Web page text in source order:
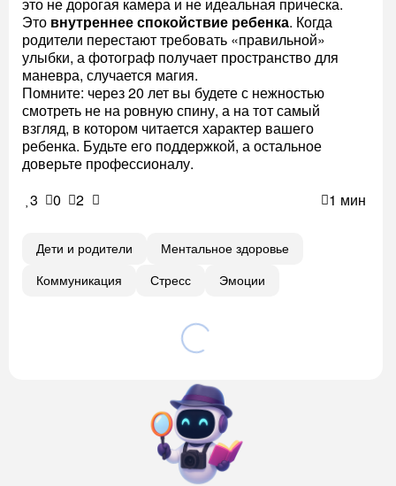
Это внутреннее спокойствие ребенка. Когда
родители перестают требовать «правильной»
улыбки, а фотограф получает пространство для
маневра, случается магия.
Помните: через 20 лет вы будете с нежностью
смотреть не на ровную спину, а на тот самый
взгляд, в котором читается характер вашего
ребенка. Будьте его поддержкой, а остальное
доверьте профессионалу.
3
0 2 1 мин
Дети и родители Ментальное здоровье
Коммуникация Стресс Эмоции